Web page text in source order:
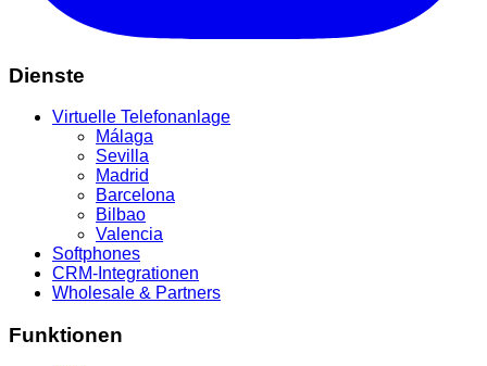
Dienste
Virtuelle Telefonanlage
Málaga
Sevilla
Madrid
Barcelona
Bilbao
Valencia
Softphones
CRM-Integrationen
Wholesale & Partners
Funktionen